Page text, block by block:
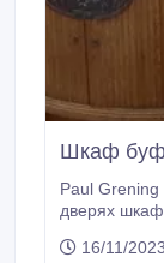
Шкаф
Paul
дверях шкафа, не знаю может это улица где
16/11/2023